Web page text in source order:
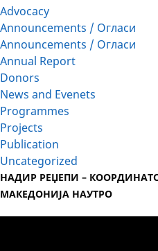
Advocacy
Announcements / Огласи
Announcements / Огласи
Annual Report
Donors
News and Evenets
Programmes
Projects
Publication
Uncategorized
НАДИР РЕЏЕПИ –
МАКЕДОНИЈА НАУТРО